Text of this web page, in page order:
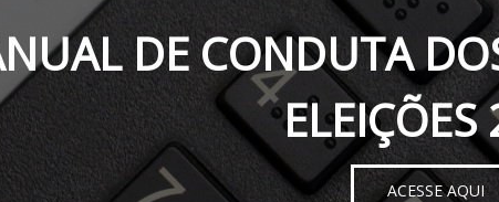
DE CONDUTA
ACESSE AQUI